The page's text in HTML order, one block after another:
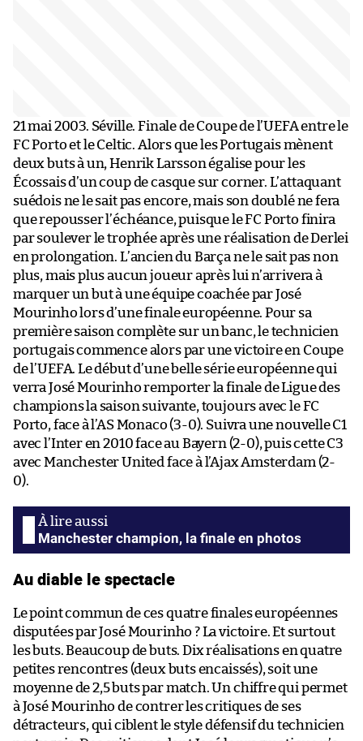
21 mai 2003. Séville. Finale de Coupe de l’UEFA entre le
FC Porto et le Celtic. Alors que les Portugais mènent
deux buts à un, Henrik Larsson égalise pour les
Écossais d’un coup de casque sur corner. L’attaquant
suédois ne le sait pas encore, mais son doublé ne fera
que repousser l’échéance, puisque le FC Porto finira
par soulever le trophée après une réalisation de Derlei
en prolongation. L’ancien du Barça ne le sait pas non
plus, mais plus aucun joueur après lui n’arrivera à
marquer un but à une équipe coachée par José
Mourinho lors d’une finale européenne. Pour sa
première saison complète sur un banc, le technicien
portugais commence alors par une victoire en Coupe
de l’UEFA. Le début d’une belle série européenne qui
verra José Mourinho remporter la finale de Ligue des
champions la saison suivante, toujours avec le FC
Porto, face à l’AS Monaco (3-0). Suivra une nouvelle C1
avec l’Inter en 2010 face au Bayern (2-0), puis cette C3
avec Manchester United face à l’Ajax Amsterdam (2-
0).
Manchester champion, la finale en photos
Au diable le spectacle
Le point commun de ces quatre finales européennes
disputées par José Mourinho ? La victoire. Et surtout
les buts. Beaucoup de buts. Dix réalisations en quatre
petites rencontres (deux buts encaissés), soit une
moyenne de 2,5 buts par match. Un chiffre qui permet
à José Mourinho de contrer les critiques de ses
détracteurs, qui ciblent le style défensif du technicien